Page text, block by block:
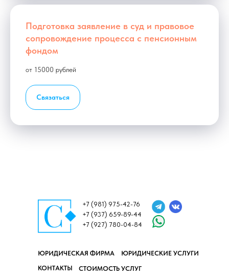
Подготовка заявление в суд и правовое
сопровождение процесса с пенсионным
фондом
от 15000 рублей
Связаться
+7 (981) 975-42-76
+7 (937) 659-89-44
+7 (927) 780-04-84
ЮРИДИЧЕСКАЯ ФИРМА
ЮРИДИЧЕСКИЕ УСЛУГИ
КОНТАКТЫ
СТОИМОСТЬ УСЛУГ